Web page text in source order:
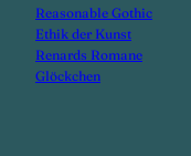
Reasonable Gothic
Ethik der Kunst
Renards Romane
Glöckchen